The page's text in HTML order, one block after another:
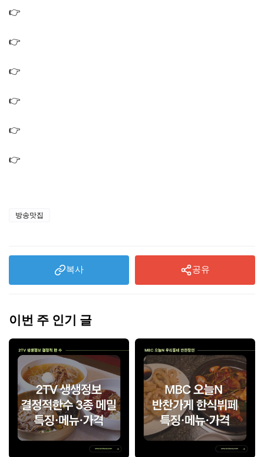
👉
👉
👉
👉
👉
👉
방송맛집
복사 공유
이번 주 인기 글